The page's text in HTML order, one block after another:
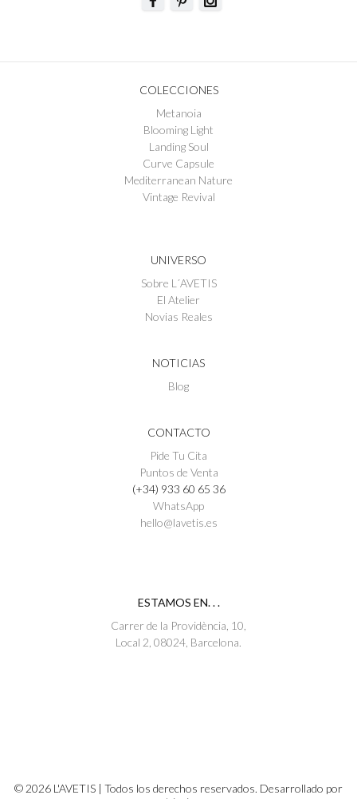
COLECCIONES
Metanoia
Blooming Light
Landing Soul
Curve Capsule
Mediterranean Nature
Vintage Revival
UNIVERSO
Sobre L´AVETIS
El Atelier
Novias Reales
NOTICIAS
Blog
CONTACTO
Pide Tu Cita
Puntos de Venta
(+34) 933 60 65 36
WhatsApp
hello@lavetis.es
ESTAMOS EN. . .
Carrer de la Providència, 10,
Local 2, 08024, Barcelona.
© 2026 L'AVETIS | Todos los derechos reservados. Desarrollado por